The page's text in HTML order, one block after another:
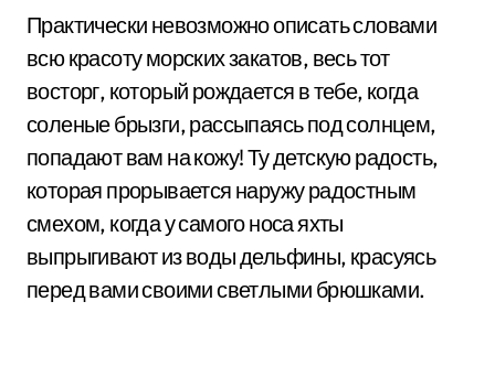
Практически невозможно описать словами
всю красоту морских закатов, весь тот
восторг, который рождается в тебе, когда
соленые брызги, рассыпаясь под солнцем,
попадают вам на кожу! Ту детскую радость,
которая прорывается наружу радостным
смехом, когда у самого носа яхты
выпрыгивают из воды дельфины, красуясь
перед вами своими светлыми брюшками.